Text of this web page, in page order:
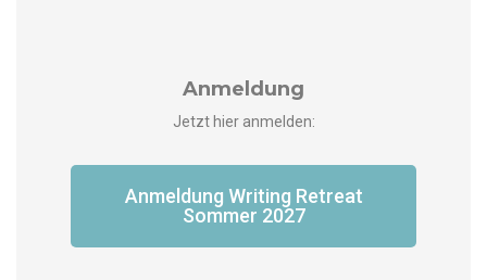
Anmeldung
Jet­zt hier anmelden:
Anmel­dung Writ­ing Retreat
Som­mer 2027